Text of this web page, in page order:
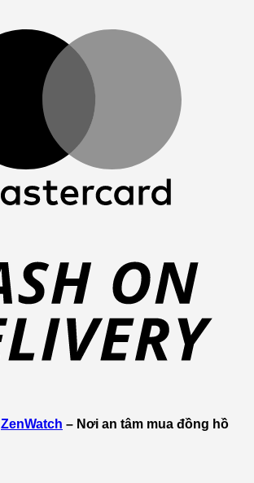
ZenWatch – Nơi an tâm mua đồng hồ